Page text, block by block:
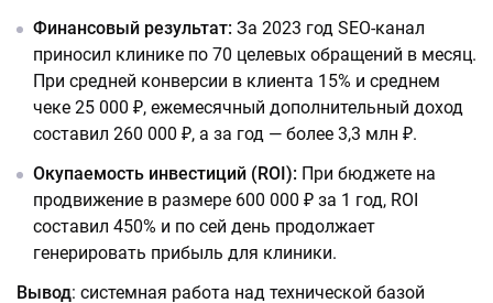
Финансовый результат: За 2023 год SEO-канал
приносил клинике по 70 целевых обращений в месяц.
При средней конверсии в клиента 15% и среднем
чеке 25 000 ₽, ежемесячный дополнительный доход
составил 260 000 ₽, а за год — более 3,3 млн ₽.
Окупаемость инвестиций (ROI): При бюджете на
продвижение в размере 600 000 ₽ за 1 год, ROI
составил 450% и по сей день продолжает
генерировать прибыль для клиники.
Вывод: системная работа над технической базой